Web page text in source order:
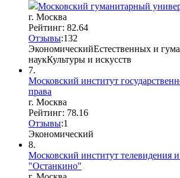
Московский гуманитарный
г. Москва
Рейтинг: 82.64
Отзывы:132
ЭкономическийЕстественных и
наукКультуры и искусств
7.
Московский институт
права
г. Москва
Рейтинг: 78.16
Отзывы:1
Экономический
8.
Московский институт телевидения
"Останкино"